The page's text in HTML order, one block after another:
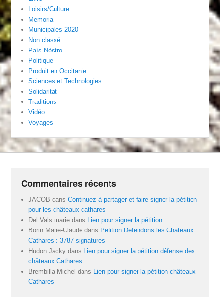
Loisirs/Culture
Memoria
Municipales 2020
Non classé
País Nòstre
Politique
Produit en Occitanie
Sciences et Technologies
Solidaritat
Traditions
Vidéo
Voyages
Commentaires récents
JACOB dansContinuez à partager et faire signer la pétition
pour les châteaux cathares
Del Vals marie dans Lien pour signer la pétition
Borin Marie-Claude dans Pétition Défendons les Châteaux
Cathares : 3787 signatures
Hudon Jacky dans Lien pour signer la pétition défense des
châteaux Cathares
Brembilla Michel dans Lien pour signer la pétition châteaux
Cathares